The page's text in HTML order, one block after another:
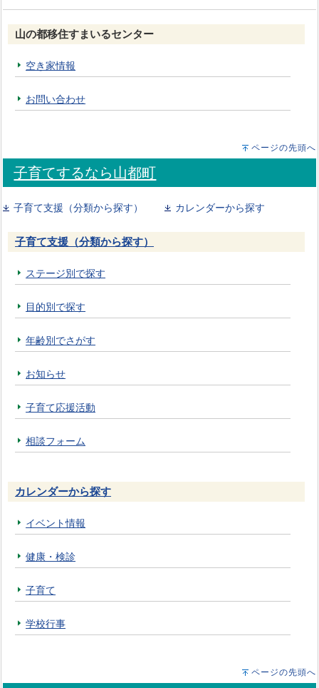
山の都移住すまいるセンター
空き家情報
お問い合わせ
ページの先頭へ
子育てするなら山都町
子育て支援（分類から探す） カレンダーから探す
子育て支援（分類から探す）
ステージ別で探す
目的別で探す
年齢別でさがす
お知らせ
子育て応援活動
相談フォーム
カレンダーから探す
イベント情報
健康・検診
子育て
学校行事
ページの先頭へ